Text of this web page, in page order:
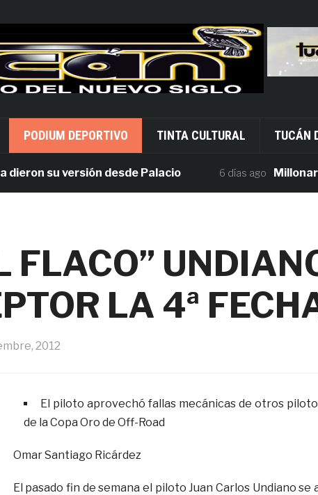
PODIUM DEPORTIVO TINTA CULTURAL TUCÁN
su versión desde Palacio 6 días ago Millonarias
FLACO”
LA 4ª
2012
El piloto aprovechó fallas mecánicas de otros
de la Copa Oro de Off-Road
Omar Santiago Ricárdez
El pasado fin de semana el piloto Juan Carlos Undiano se